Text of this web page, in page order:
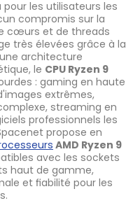
les utilisateurs les
compromis sur la
cœurs et de threads
très élevées grâce à la
architecture
le CPU Ryzen 9
: gaming en haute
extrêmes,
streaming en
professionnels les
propose en
AMD Ryzen 9
avec les sockets
haut de gamme,
et fiabilité pour les